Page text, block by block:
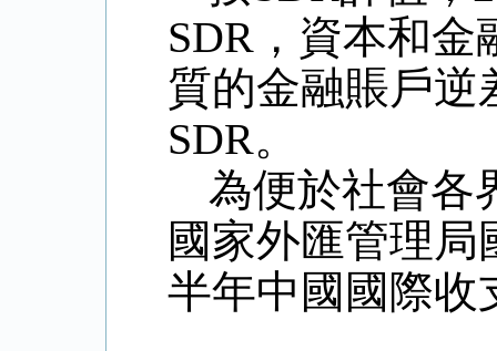
SDR，資本和金
質的金融賬戶逆
SDR。
為便於社會各
國家外匯管理
半年中國國際收